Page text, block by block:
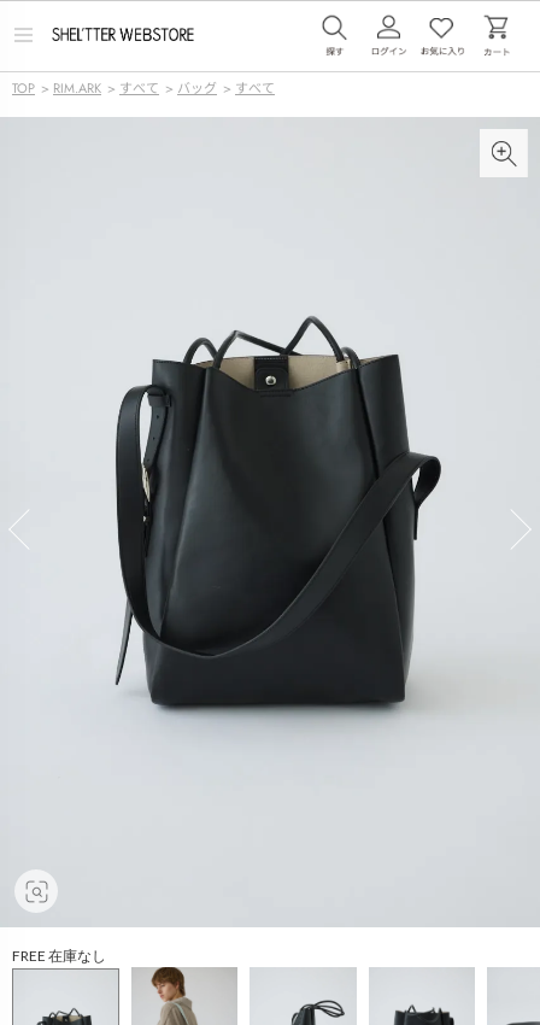
メ
ー
を
TOP > RIM.ARK > すべて > バッグ > すべて
FREE 在庫なし